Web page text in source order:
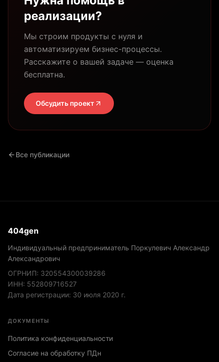
реализации?
Мы строим продукты с нуля и
автоматизируем бизнес-процессы.
Расскажите о вашей задаче — оценка
бесплатна.
Обсудить проект
Все публикации
404gen
Индивидуальный предприниматель Поркулевич Александр
Александрович
ОГРНИП: 320554300039286
ИНН: 552809716527
Дата регистрации: 30 июля 2020 г.
ДОКУМЕНТЫ
Политика конфиденциальности
Согласие на обработку ПДн